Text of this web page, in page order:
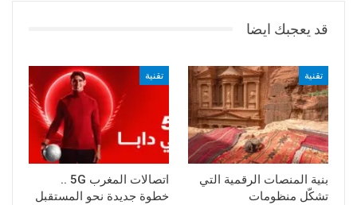
قد يعجبك ايضا
تقنية
بنية المنصات الرقمية التي
تشكّل منظومات
تقنية
اتصالات المغرب 5G ..
خطوة جديدة نحو المستقبل